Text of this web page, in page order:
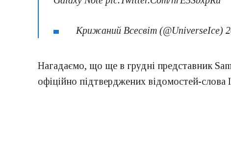
Крижаний Всесвіт (@UniverseIce)
Нагадаємо, що ще в грудні представник
офіційно підтверджених відомостей-слова